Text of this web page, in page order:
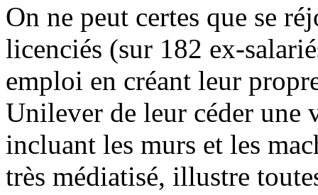
On ne peut certes que se
licenciés (sur 182 ex-
emploi en créant leur
Unilever de leur céder une
incluant les murs et les
très médiatisé, illustre